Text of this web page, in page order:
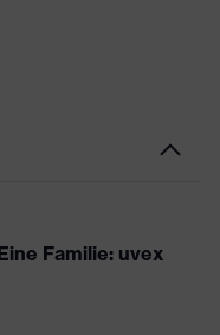
Familie: uvex